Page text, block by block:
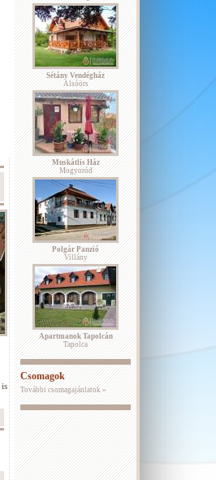
Sétány Vendégház
Alsóörs
Muskátlis Ház
Mogyoród
Polgár Panzió
Villány
Apartmanok Tapolcán
Tapolca
Csomagok
További csomagajánlatok »